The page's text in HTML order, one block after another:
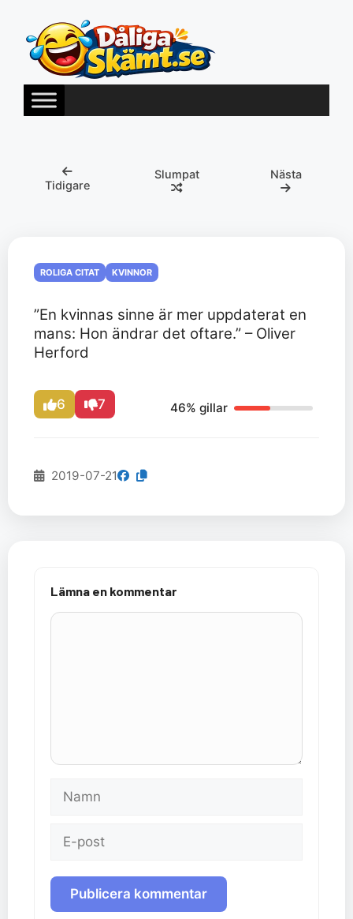
innehåll
Tidigare
Slumpat Nästa
ROLIGA CITAT KVINNOR
”En kvinnas sinne är mer uppdaterat en
mans: Hon ändrar det oftare.” – Oliver
Herford
6 7 46% gillar
2019-07-21
Lämna en kommentar
Kommentar
Namn